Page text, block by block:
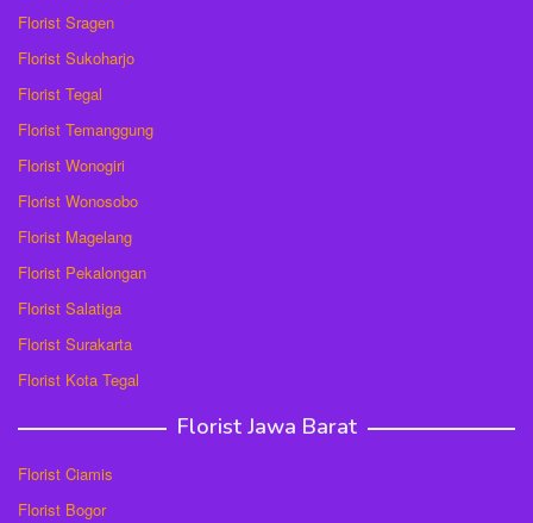
Florist Sragen
Florist Sukoharjo
Florist Tegal
Florist Temanggung
Florist Wonogiri
Florist Wonosobo
Florist Magelang
Florist Pekalongan
Florist Salatiga
Florist Surakarta
Florist Kota Tegal
Florist Jawa Barat
Florist Ciamis
Florist Bogor